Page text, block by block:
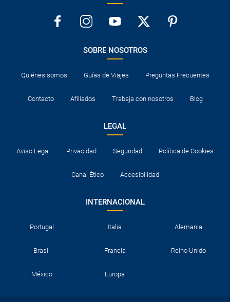
SOBRE NOSOTROS
Quiénes somos Guías de Viajes Preguntas Frecuentes
Contacto Afiliados Trabaja con nosotros Blog
LEGAL
Aviso Legal Privacidad Seguridad Política de Cookies
Canal Ético Accesibilidad
INTERNACIONAL
Portugal Italia Alemania
Brasil Francia Reino Unido
México Europa